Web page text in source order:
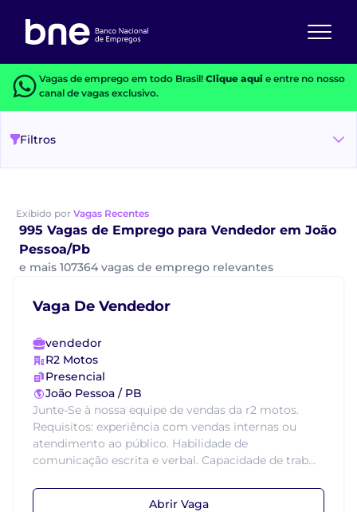
Vagas de emprego em todo Brasil! Clique aquie entre no nosso
canal de vagas exclusivo.
Filtros
Exibido por Vagas Recentes
995 Vagas de Emprego para Vendedor em João
Pessoa/Pb
e mais 107364 vagas de emprego relevantes
Vaga De Vendedor
vendedor
R2 Motos
Presencial
João Pessoa / PB
Junte-Se à nossa equipe de vendas da r2 motos.
Requisitos: experiência com vendas internas ou
atendimento ao público. Habilidade de
comunicação escrita e verbal. Capacidade de trab...
Abrir Vaga